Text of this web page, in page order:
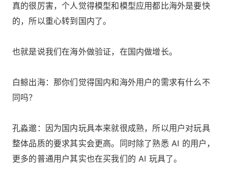
真的很厉害，个人觉得模型和模型应用都比海外是要快
的，所以重心转到国内了。
也就是说我们在海外做验证，在国内做增长。
白鲸出海：那你们觉得国内和海外用户的需求有什么不
同吗？
孔淼邈：因为国内玩具本来就很成熟，所以用户对玩具
整体品质的要求其实会更高。同时除了熟悉 AI 的用户，
更多的普通用户其实也在买我们的 AI 玩具了。